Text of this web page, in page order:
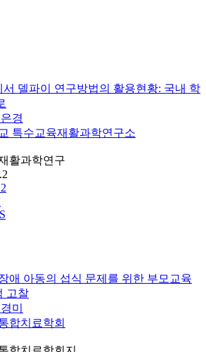
델파이 연구방법의 활용현황: 국내 학
경
특수교육재활과학연구소
활과학연구
2
애 아동의 섭식 문제를 위한 부모교육
고찰
미
합치료학회